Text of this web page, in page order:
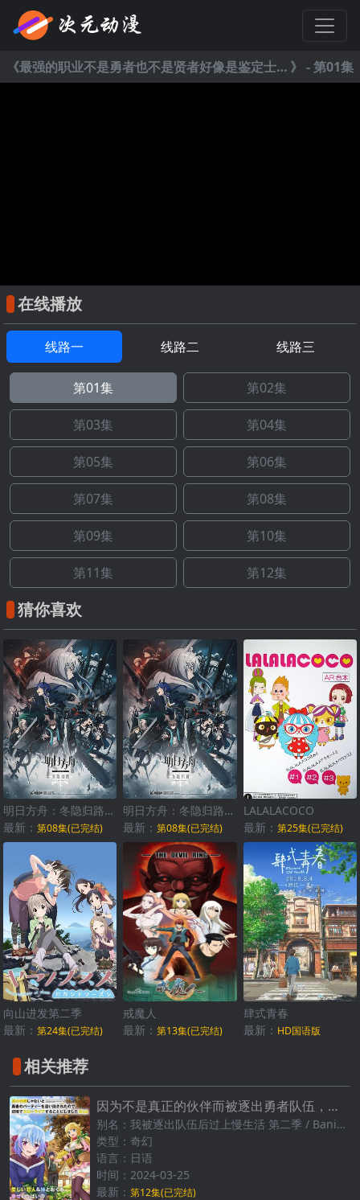
《 最强的职业不是勇者也不是贤者好像是鉴定士(伪)的样子? 》 - 第01集
在线播放
线路一 线路二 线路三
第01集 第02集
第03集 第04集
第05集 第06集
第07集 第08集
第09集 第10集
第11集 第12集
猜你喜欢
明日方舟：冬隐归路国语
最新： 第08集(已完结)
明日方舟：冬隐归路日语
最新：第08集(已完结)
LALALACOCO
最新： 第25集(已完结)
向山进发第二季
最新： 第24集(已完结)
戒魔人
最新：第13集(已完结)
肆式青春
最新： HD国语版
相关推荐
因为不是真正的伙伴而被逐出勇者队伍，流落到边境展开慢活人生第二季
别名：我被逐出队伍后过上慢生活 第二季 / Banished from the Hero's Party, I Decided to Live a Quiet Life in the Countryside: Season 2
类型：奇幻
语言：日语
时间：2024-03-25
最新： 第12集(已完结)